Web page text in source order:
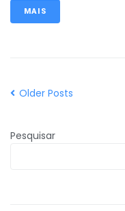
MAIS
Older Posts
Pesquisar